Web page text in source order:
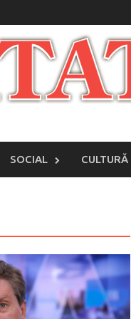
SOCIAL CULTURĂ